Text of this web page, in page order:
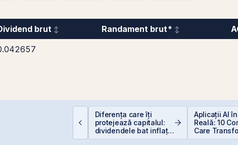
brut Randament brut*
Diferența care îți
protejează capitalul:
dividendele bat inflația
(+5% vs. −6%)
Aplicații AI
Reală: 10
Care
Industriile